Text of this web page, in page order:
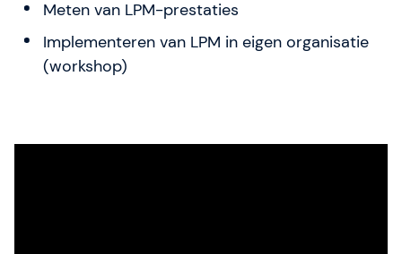
Meten van LPM-prestaties
Implementeren van LPM in eigen organisatie
(workshop)